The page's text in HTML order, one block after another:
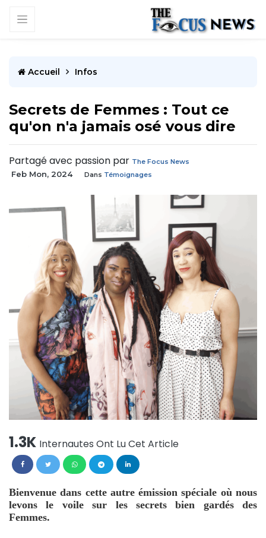
Accueil Infos
Secrets de Femmes : Tout ce
qu'on n'a jamais osé vous dire
Partagé avec passion par The Focus News
Feb Mon, 2024 Dans Témoignages
1.3K Internautes Ont Lu Cet Article
Bienvenue dans cette autre émission spéciale où nous
levons le voile sur les secrets bien gardés des
Femmes.